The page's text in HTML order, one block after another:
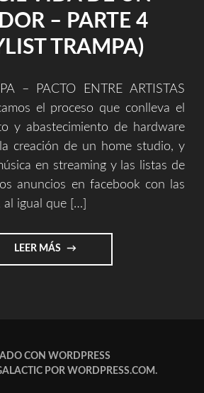
– PARTE 4
TRAMPA)
– PACTO ENTRE ARTISTAS
el proceso que conlleva el
y abastecimiento de hardware
creación de un home studio, y
en streaming y las listas de
anuncios en facebook con las
al igual que […]
LEER MÁS "LA
FACIL
PARTE
4
CON WORDPRESS
POR WORDPRESS.COM.